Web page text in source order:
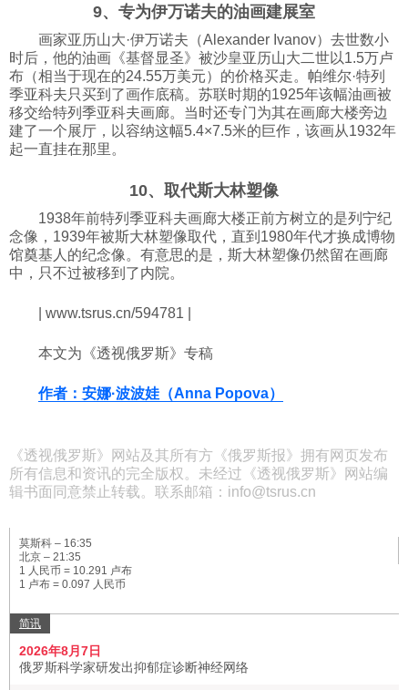
9、专为伊万诺夫的油画建展室
画家亚历山大·伊万诺夫（Alexander Ivanov）去世数小
时后，他的油画《基督显圣》被沙皇亚历山大二世以1.5万卢
布（相当于现在的24.55万美元）的价格买走。帕维尔·特列
季亚科夫只买到了画作底稿。苏联时期的1925年该幅油画被
移交给特列季亚科夫画廊。当时还专门为其在画廊大楼旁边
建了一个展厅，以容纳这幅5.4×7.5米的巨作，该画从1932年
起一直挂在那里。
10、取代斯大林塑像
1938年前特列季亚科夫画廊大楼正前方树立的是列宁纪
念像，1939年被斯大林塑像取代，直到1980年代才换成博物
馆奠基人的纪念像。有意思的是，斯大林塑像仍然留在画廊
中，只不过被移到了内院。
| www.tsrus.cn/594781 |
本文为《透视俄罗斯》专稿
作者：安娜·波波娃（Anna Popova）
《透视俄罗斯》网站及其所有方《俄罗斯报》拥有网页发布
所有信息和资讯的完全版权。未经过《透视俄罗斯》网站编
辑书面同意禁止转载。联系邮箱：info@tsrus.cn
莫斯科 – 16:35
北京 – 21:35
1 人民币 = 10.291 卢布
1 卢布 = 0.097 人民币
简讯
2026年8月7日
俄罗斯科学家研发出抑郁症诊断神经网络